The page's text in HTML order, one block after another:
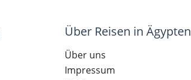
Über Reisen in Ägypten
Über uns
Impressum